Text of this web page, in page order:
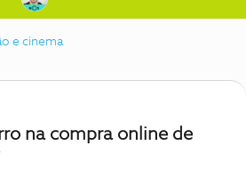
e cinema
na compra online de